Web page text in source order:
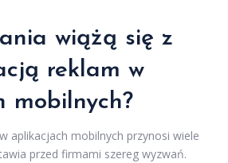
wiążą się z
reklam w
mobilnych?
aplikacjach mobilnych przynosi wiele
przed firmami szereg wyzwań.